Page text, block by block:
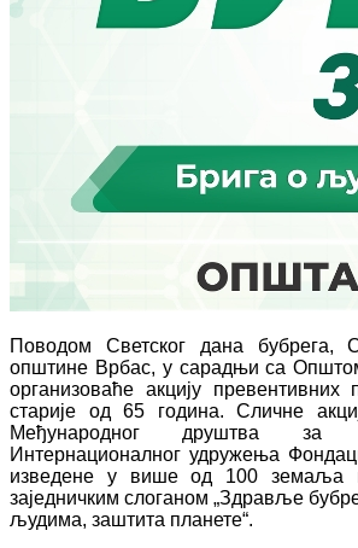
Поводом Светског дана бубрега,
општине Врбас, у сарадњи са
организоваће акцију превентивних
старије од 65 година. Сличне
Међународног друштва за
Интернационалног удружења
изведене у више од 100 земаља
заједничким слоганом „Здравље
људима, заштита планете“.